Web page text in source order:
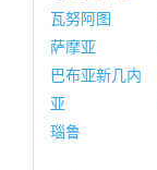
瓦努阿图
萨摩亚
巴布亚新几内
亚
瑙鲁